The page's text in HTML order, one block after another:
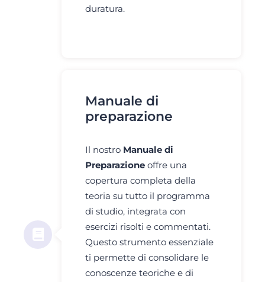
duratura.
Manuale di
preparazione
Il nostro Manuale di
Preparazione offre una
copertura completa della
teoria su tutto il programma
di studio, integrata con
esercizi risolti e commentati.
Questo strumento essenziale
ti permette di consolidare le
conoscenze teoriche e di